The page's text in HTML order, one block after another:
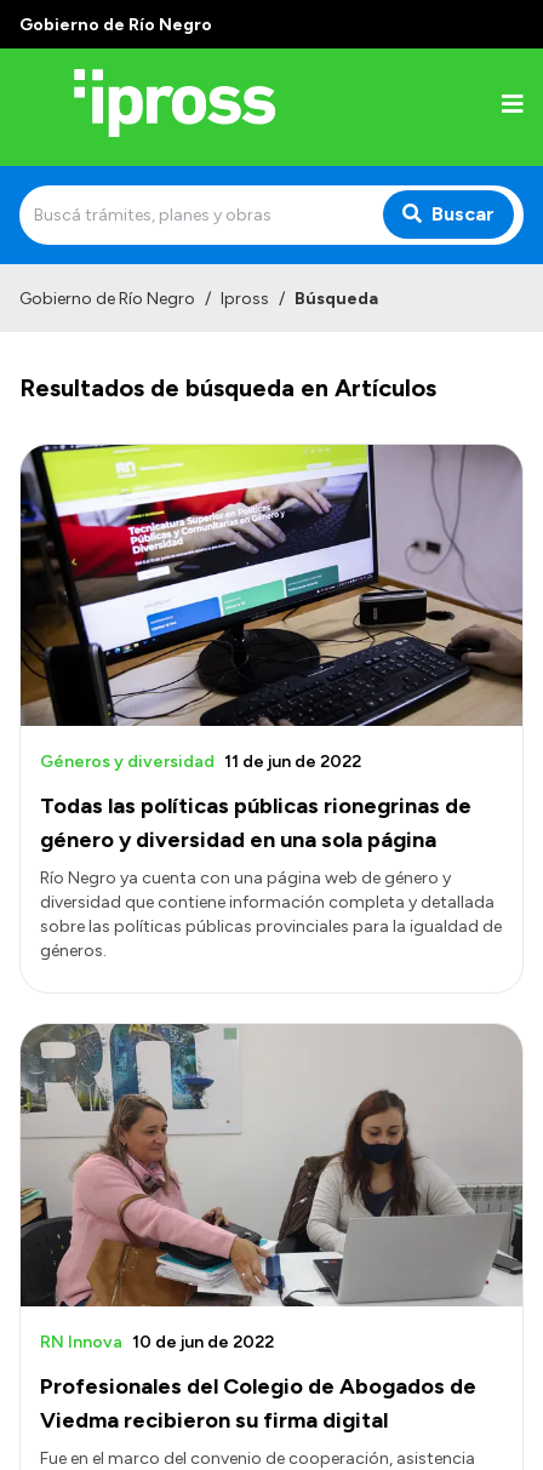
Gobierno de Río Negro
Buscar
¿Qué es IPROSS?
Autoridades
Delegaciones
Consultorios Propios
Presentación CV
Transparencia
Inversión en Salud
Licitaciones
Gobierno de Río Negro / Ipross / Búsqueda
Resultados de búsqueda en Artículos
Todas las políticas públicas rionegrinas de
género y diversidad en una sola página
Géneros y diversidad 11 de jun de 2022
Río Negro ya cuenta con una página web de género y
diversidad que contiene información completa y detallada
sobre las políticas públicas provinciales para la igualdad de
géneros.
Profesionales del Colegio de Abogados de
Viedma recibieron su firma digital
RN Innova 10 de jun de 2022
Fue en el marco del convenio de cooperación, asistencia